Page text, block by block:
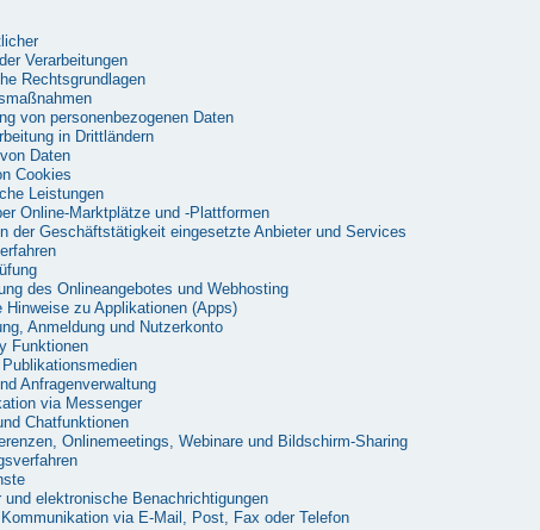
Verarbeitungen
Rechtsgrundlagen
von personenbezogenen Daten
in Drittländern
Daten
Cookies
Leistungen
Online-Marktplätze und -Plattformen
der Geschäftstätigkeit eingesetzte Anbieter und Services
des Onlineangebotes und Webhosting
Hinweise zu Applikationen (Apps)
Anmeldung und Nutzerkonto
Funktionen
Anfragenverwaltung
via Messenger
Chatfunktionen
Onlinemeetings, Webinare und Bildschirm-Sharing
und elektronische Benachrichtigungen
via E-Mail, Post, Fax oder Telefon